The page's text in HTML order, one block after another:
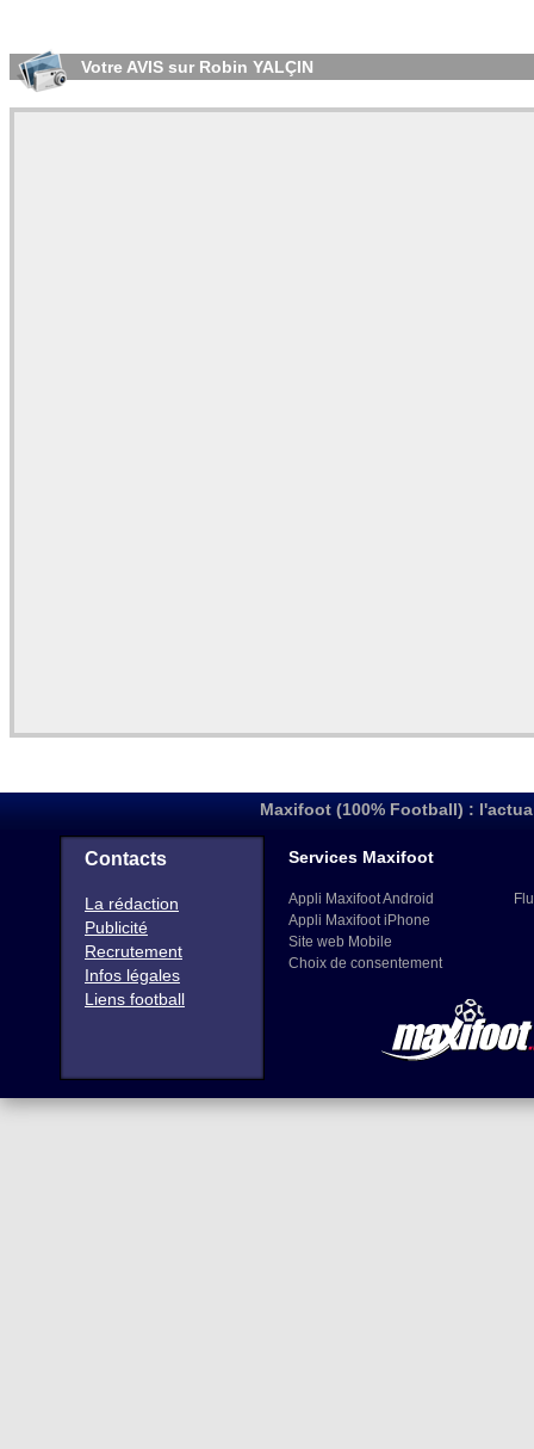
Votre AVIS sur Robin YALÇIN
Maxifoot (100% Football) :
Contacts
La rédaction
Publicité
Recrutement
Infos légales
Liens football
Services Maxifoot
Appli Maxifoot Android
Appli Maxifoot iPhone
Site web Mobile
Choix de consentement